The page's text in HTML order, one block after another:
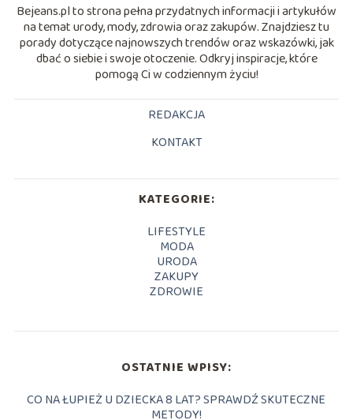
Bejeans.pl to strona pełna przydatnych informacji i artykułów
na temat urody, mody, zdrowia oraz zakupów. Znajdziesz tu
porady dotyczące najnowszych trendów oraz wskazówki, jak
dbać o siebie i swoje otoczenie. Odkryj inspiracje, które
pomogą Ci w codziennym życiu!
REDAKCJA
KONTAKT
KATEGORIE:
LIFESTYLE
MODA
URODA
ZAKUPY
ZDROWIE
OSTATNIE WPISY:
CO NA ŁUPIEŻ U DZIECKA 8 LAT? SPRAWDŹ SKUTECZNE
METODY!